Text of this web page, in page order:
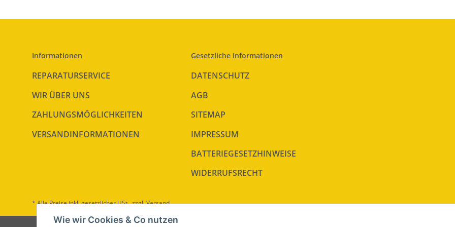
Informationen
REPARATURSERVICE
WIR ÜBER UNS
ZAHLUNGSMÖGLICHKEITEN
VERSANDINFORMATIONEN
Gesetzliche Informationen
DATENSCHUTZ
AGB
SITEMAP
IMPRESSUM
BATTERIEGESETZHINWEISE
WIDERRUFSRECHT
* Alle Preise inkl. gesetzlicher USt., zzgl.Versand
Wie wir Cookies & Co nutzen